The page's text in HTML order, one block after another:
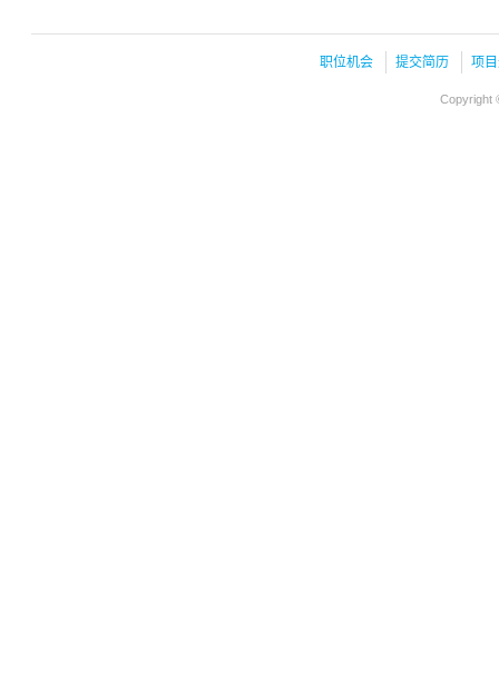
职位机会 提交简历 项
Copyright